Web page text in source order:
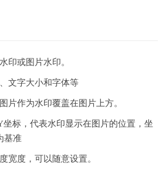
印或图片水印。
文字大小和字体等
片作为水印覆盖在图片上方。
标，代表水印显示在图片的位置，坐
基准
宽度，可以随意设置。